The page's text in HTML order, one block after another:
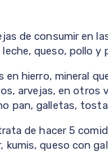
de consumir en
queso, pollo y
en hierro, mineral
arvejas, en otros
pan, galletas,
de hacer 5
kumis, queso con